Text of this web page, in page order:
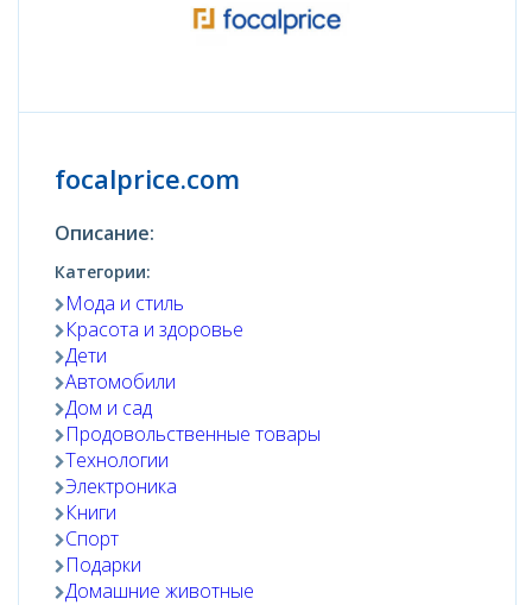
focalprice.com
Описание:
Категории:
Мода и стиль
Красота и здоровье
Дети
Автомобили
Дом и сад
Продовольственные товары
Технологии
Электроника
Книги
Спорт
Подарки
Домашние животные